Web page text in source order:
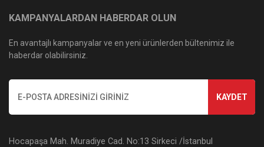
KAMPANYALARDAN HABERDAR OLUN
En avantajlı kampanyalar ve en yeni ürünlerden bültenimiz ile
haberdar olabilirsiniz.
KAYDET
Hocapaşa Mah. Muradiye Cad. No:13 Sirkeci /İstanbul